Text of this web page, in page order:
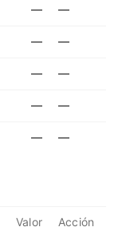
—
—
— —
— —
— —
— —
Valor Acción